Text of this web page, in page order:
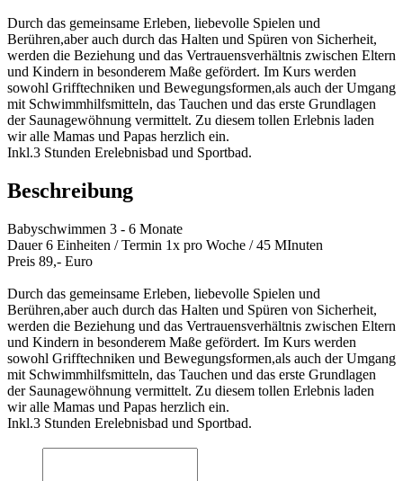
Durch das gemeinsame Erleben, liebevolle Spielen und
Berühren,aber auch durch das Halten und Spüren von Sicherheit,
werden die Beziehung und das Vertrauensverhältnis zwischen Eltern
und Kindern in besonderem Maße gefördert. Im Kurs werden
sowohl Grifftechniken und Bewegungsformen,als auch der Umgang
mit Schwimmhilfsmitteln, das Tauchen und das erste Grundlagen
der Saunagewöhnung vermittelt. Zu diesem tollen Erlebnis laden
wir alle Mamas und Papas herzlich ein.
Inkl.3 Stunden Erelebnisbad und Sportbad.
Beschreibung
Babyschwimmen 3 - 6 Monate
Dauer 6 Einheiten / Termin 1x pro Woche / 45 MInuten
Preis 89,- Euro
Durch das gemeinsame Erleben, liebevolle Spielen und
Berühren,aber auch durch das Halten und Spüren von Sicherheit,
werden die Beziehung und das Vertrauensverhältnis zwischen Eltern
und Kindern in besonderem Maße gefördert. Im Kurs werden
sowohl Grifftechniken und Bewegungsformen,als auch der Umgang
mit Schwimmhilfsmitteln, das Tauchen und das erste Grundlagen
der Saunagewöhnung vermittelt. Zu diesem tollen Erlebnis laden
wir alle Mamas und Papas herzlich ein.
Inkl.3 Stunden Erelebnisbad und Sportbad.